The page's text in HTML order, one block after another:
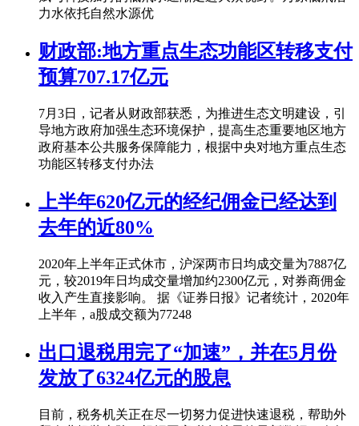
力水依托自然水源优
财政部:地方重点生态功能区转移支付
预算707.17亿元
7月3日，记者从财政部获悉，为推进生态文明建设，引
导地方政府加强生态环境保护，提高生态重要地区地方
政府基本公共服务保障能力，根据中央对地方重点生态
功能区转移支付办法
上半年620亿元的经纪佣金已经达到
去年的近80%
2020年上半年正式休市，沪深两市日均成交量为7887亿
元，较2019年日均成交量增加约2300亿元，对券商佣金
收入产生直接影响。 据《证券日报》记者统计，2020年
上半年，a股成交额为77248
出口退税用完了“加速”，并在5月份
发放了6324亿元的股息
目前，税务机关正在尽一切努力促进快速退税，帮助外